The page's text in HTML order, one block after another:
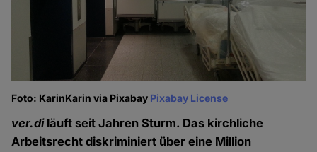
Foto: KarinKarin via Pixabay Pixabay License
ver.diläuft seit Jahren Sturm. Das kirchliche
Arbeitsrecht diskriminiert über eine Million